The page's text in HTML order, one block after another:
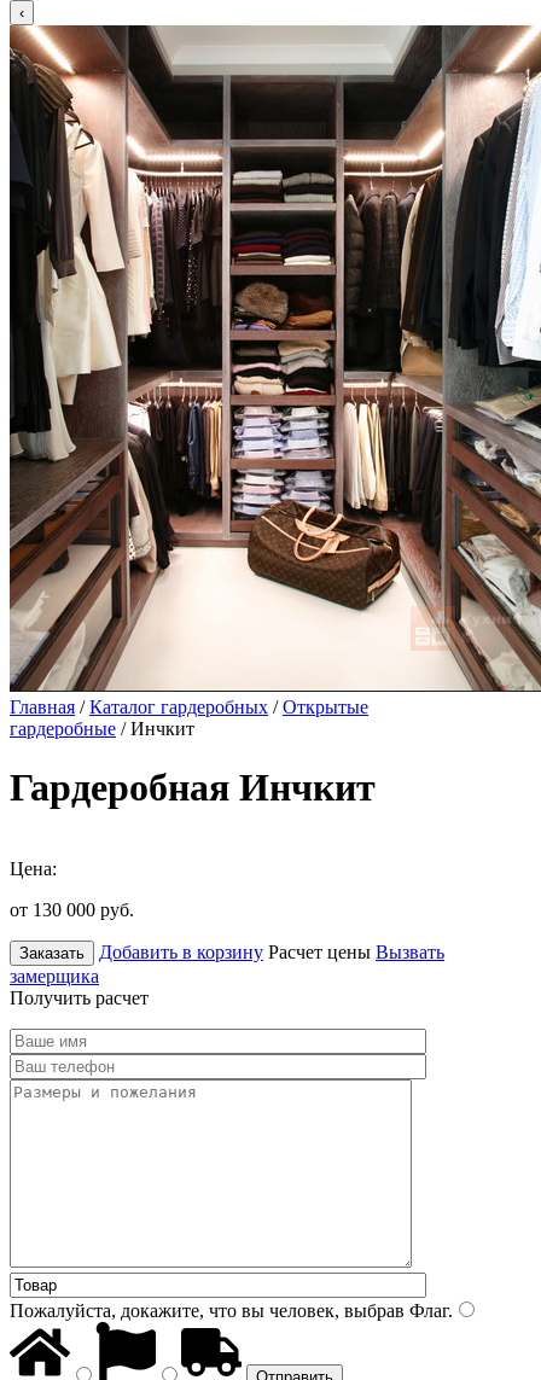
Главная /Каталог гардеробных /Открытые
гардеробные / Инчкит
Гардеробная Инчкит
Цена:
от 130 000 руб.
Заказать Добавить в корзину Расчет цены Вызвать
замерщика
Получить расчет
Пожалуйста, докажите, что вы человек, выбрав Флаг.